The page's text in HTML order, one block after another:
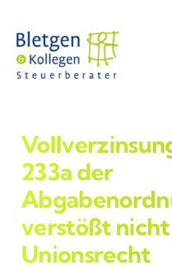
Inhalt
springen
Profil
Leistungen
Team
233a der
verstößt nicht
Unionsrecht